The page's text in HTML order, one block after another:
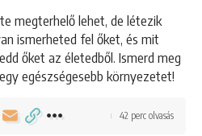
megterhelő lehet, de létezik
ismerheted fel őket, és mit
őket az életedből. Ismerd meg
egészségesebb környezetet!
42 perc olvasás